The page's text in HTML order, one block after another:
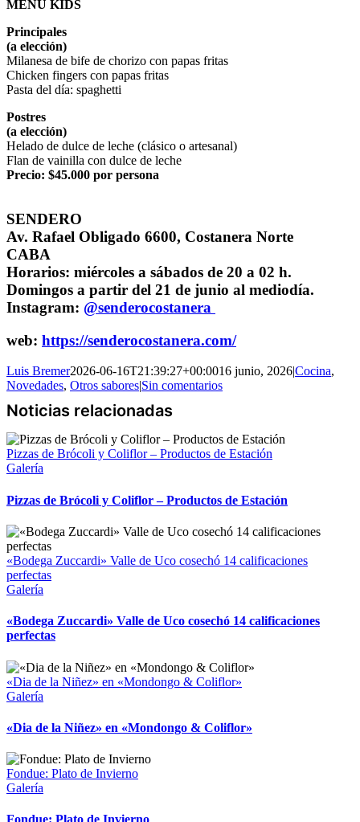
MENÚ KIDS
Principales
(a elección)
Milanesa de bife de chorizo con papas fritas
Chicken fingers con papas fritas
Pasta del día: spaghetti
Postres
(a elección)
Helado de dulce de leche (clásico o artesanal)
Flan de vainilla con dulce de leche
Precio: $45.000 por persona
SENDERO
Av. Rafael Obligado 6600, Costanera Norte
CABA
Horarios: miércoles a sábados de 20 a 02 h.
Domingos a partir del 21 de junio al mediodía.
Instagram: @senderocostanera
web: https://senderocostanera.com/
Luis Bremer2026-06-16T21:39:27+00:0016 junio, 2026|Cocina,
Novedades, Otros sabores|Sin comentarios
Pizzas de Brócoli y Coliflor – Productos de Estación
Galería
Pizzas de Brócoli y Coliflor – Productos de Estación
«Bodega Zuccardi» Valle de Uco cosechó 14 calificaciones
perfectas
Galería
«Bodega Zuccardi» Valle de Uco cosechó 14 calificaciones
perfectas
«Dia de la Niñez» en «Mondongo & Coliflor»
Galería
«Dia de la Niñez» en «Mondongo & Coliflor»
Fondue: Plato de Invierno
Galería